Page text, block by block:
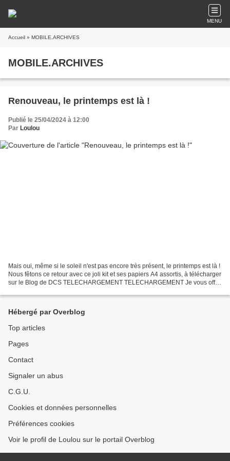
MENU
Accueil » MOBILE.ARCHIVES
MOBILE.ARCHIVES
Renouveau, le printemps est là !
Publié le 25/04/2024 à 12:00
Par Loulou
Mais oui, même si le soleil n'est pas encore très présent, le printemps est là !
Nous fêtons ce retour avec ce joli kit et ses papiers A4 assortis, à télécharger
sur le Blog de DCS TELECHARGEMENT TELECHARGEMENT Je vous offre
Hébergé par Overblog
Top articles
Pages
Contact
Signaler un abus
C.G.U.
Cookies et données personnelles
Préférences cookies
Voir le profil de Loulou sur le portail Overblog